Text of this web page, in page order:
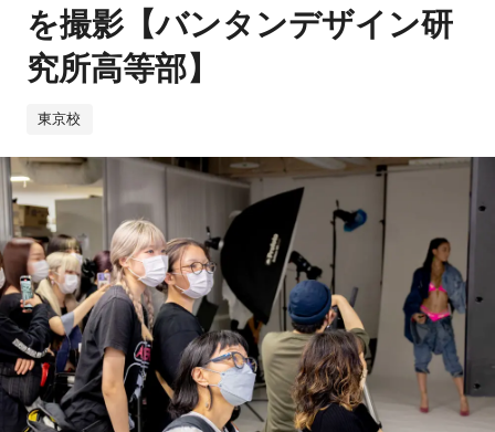
を撮影【バンタンデザイン研
究所高等部】
東京校